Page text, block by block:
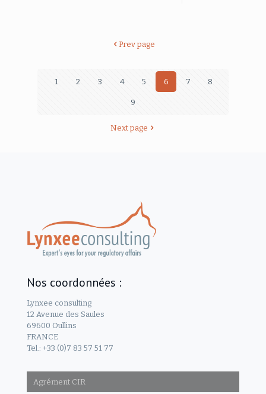
Prev page
1 2 3 4 5 6 7 8
9
Next page
Nos coordonnées :
Lynxee consulting
12 Avenue des Saules
69600 Oullins
FRANCE
Tel.: +33 (0)7 83 57 51 77
Agrément CIR